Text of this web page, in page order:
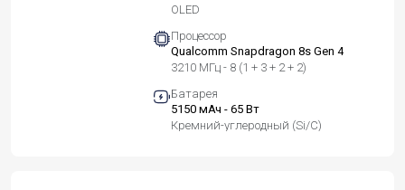
OLED
Процессор
Qualcomm Snapdragon 8s Gen 4
3210 МГц - 8 (1 + 3 + 2 + 2)
Батарея
5150 мАч - 65 Вт
Кремний-углеродный (Si/C)